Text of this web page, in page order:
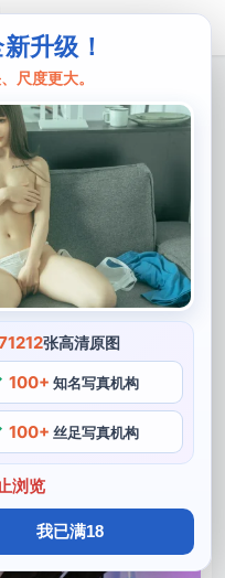
升级！
尺度更大。
张高清原图
100+ 知名写真机构
100+ 丝足写真机构
浏览
我已满18
摄影作品集
似乎将cosplayer的所
非常出色的cos博主和摄
作品都是精心打